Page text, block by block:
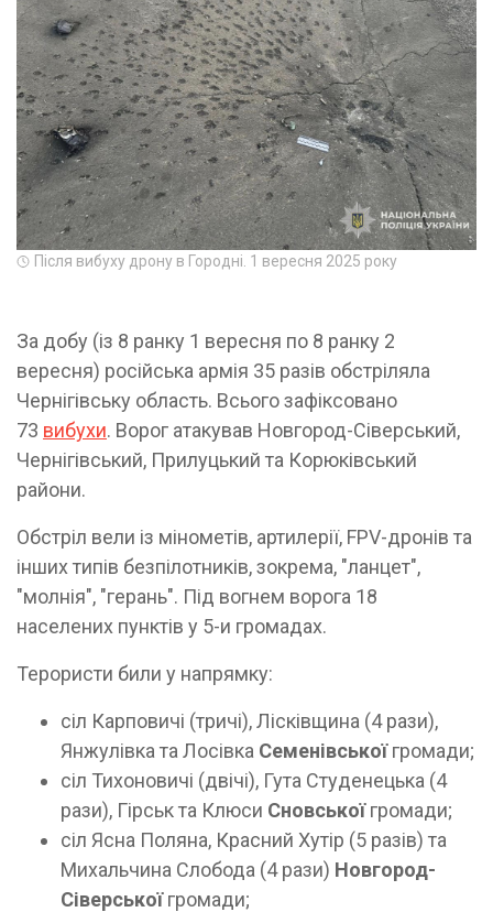
Після вибуху дрону в Городні. 1 вересня 2025 року
За добу (із 8 ранку 1 вересня по 8 ранку 2
вересня) російська армія 35 разів обстріляла
Чернігівську область. Всього зафіксовано
73 вибухи. Ворог атакував Новгород-Сіверський,
Чернігівський, Прилуцький та Корюківський
райони.
Обстріл вели із мінометів, артилерії, FPV-дронів та
інших типів безпілотників, зокрема, "ланцет",
"молнія", "герань". Під вогнем ворога 18
населених пунктів у 5-и громадах.
Терористи били у напрямку:
сіл Карповичі (тричі), Лісківщина (4 рази),
Янжулівка та Лосівка Семенівськоїгромади;
сіл Тихоновичі (двічі), Гута Студенецька (4
рази), Гірськ та Клюси Сновськоїгромади;
сіл Ясна Поляна, Красний Хутір (5 разів) та
Михальчина Слобода (4 рази) Новгород-
Сіверськоїгромади;